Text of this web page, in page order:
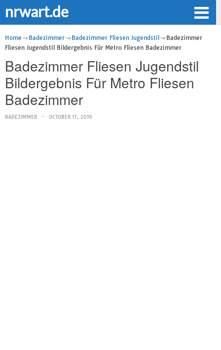
nrwart.de
Home Badezimmer Badezimmer Fliesen Jugendstil
Badezimmer
Fliesen Jugendstil Bildergebnis Für Metro Fliesen Badezimmer
Badezimmer Fliesen Jugendstil
Bildergebnis Für Metro Fliesen
Badezimmer
BADEZIMMER OCTOBER 17, 2019